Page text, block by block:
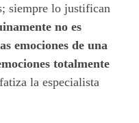
siempre lo justifican
no es
emociones de una
totalmente
la especialista